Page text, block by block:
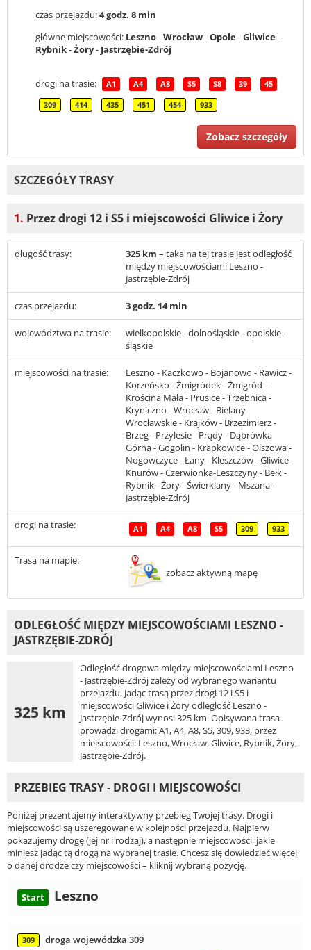
czas przejazdu:4 godz. 8 min
główne miejscowości: Leszno-Wrocław-Opole-Gliwice-
Rybnik-Żory- Jastrzębie-Zdrój
drogi na trasie: A1 A4 A8 S5 S8 39 45
309 414 435 451 454 933
Zobacz szczegóły
SZCZEGÓŁY TRASY
1. Przez drogi 12 i S5 i miejscowości Gliwice i Żory
długość trasy: 325 km – taka na tej trasie jest odległość
między miejscowościami Leszno -
Jastrzębie-Zdrój
czas przejazdu: 3 godz. 14 min
województwa na trasie:
wielkopolskie - dolnośląskie - opolskie -
śląskie
miejscowości na trasie:
Leszno - Kaczkowo - Bojanowo - Rawicz -
Korzeńsko - Żmigródek - Żmigród -
Krościna Mała - Prusice - Trzebnica -
Kryniczno - Wrocław - Bielany
Wrocławskie - Krajków - Brzezimierz -
Brzeg - Przylesie - Prądy - Dąbrówka
Górna - Gogolin - Krapkowice - Olszowa -
Nogowczyce - Łany - Kleszczów - Gliwice -
Knurów - Czerwionka-Leszczyny - Bełk -
Rybnik - Żory - Świerklany - Mszana -
Jastrzębie-Zdrój
drogi na trasie: A1 A4 A8 S5 309 933
Trasa na mapie:
zobacz aktywną mapę
ODLEGŁOŚĆ MIĘDZY MIEJSCOWOŚCIAMI LESZNO -
JASTRZĘBIE-ZDRÓJ
325 km
Odległość drogowa między miejscowościami Leszno
- Jastrzębie-Zdrój zależy od wybranego wariantu
przejazdu. Jadąc trasą przez drogi 12 i S5 i
miejscowości Gliwice i Żory odległość Leszno -
Jastrzębie-Zdrój wynosi 325 km. Opisywana trasa
prowadzi drogami: A1, A4, A8, S5, 309, 933, przez
miejscowości: Leszno, Wrocław, Gliwice, Rybnik, Żory,
Jastrzębie-Zdrój.
PRZEBIEG TRASY - DROGI I MIEJSCOWOŚCI
Poniżej prezentujemy interaktywny przebieg Twojej trasy. Drogi i
miejscowości są uszeregowane w kolejności przejazdu. Najpierw
pokazujemy drogę (jej nr i rodzaj), a następnie miejscowości, jakie
miniesz jadąc tą drogą na wybranej trasie. Chcesz się dowiedzieć więcej
o danej drodze czy miejscowości – kliknij wybraną pozycję.
Start Leszno
309
droga wojewódzka 309